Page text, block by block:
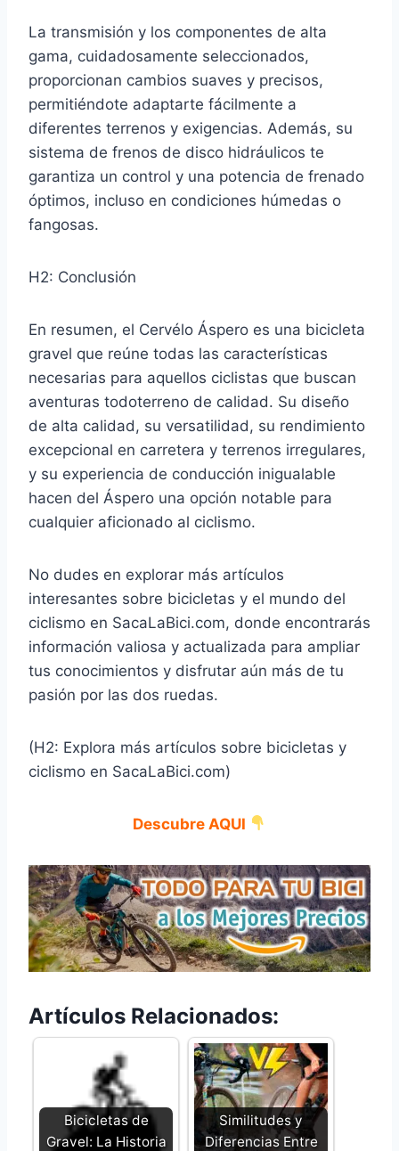
La transmisión y los componentes de alta
gama, cuidadosamente seleccionados,
proporcionan cambios suaves y precisos,
permitiéndote adaptarte fácilmente a
diferentes terrenos y exigencias. Además, su
sistema de frenos de disco hidráulicos te
garantiza un control y una potencia de frenado
óptimos, incluso en condiciones húmedas o
fangosas.
H2: Conclusión
En resumen, el Cervélo Áspero es una bicicleta
gravel que reúne todas las características
necesarias para aquellos ciclistas que buscan
aventuras todoterreno de calidad. Su diseño
de alta calidad, su versatilidad, su rendimiento
excepcional en carretera y terrenos irregulares,
y su experiencia de conducción inigualable
hacen del Áspero una opción notable para
cualquier aficionado al ciclismo.
No dudes en explorar más artículos
interesantes sobre bicicletas y el mundo del
ciclismo en SacaLaBici.com, donde encontrarás
información valiosa y actualizada para ampliar
tus conocimientos y disfrutar aún más de tu
pasión por las dos ruedas.
(H2: Explora más artículos sobre bicicletas y
ciclismo en SacaLaBici.com)
Descubre AQUI
Artículos Relacionados:
Bicicletas de
Gravel: La Historia
Similitudes y
Diferencias Entre